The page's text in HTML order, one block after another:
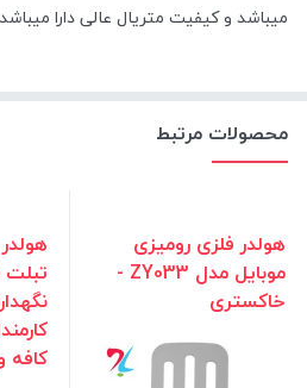
میباشد و کیفیت متریال عالی دارا
محصولات مرتبط
هولدر فلزی رومیزی
موبایل مدل ZY033 -
خاکستری
تبلت
کافه